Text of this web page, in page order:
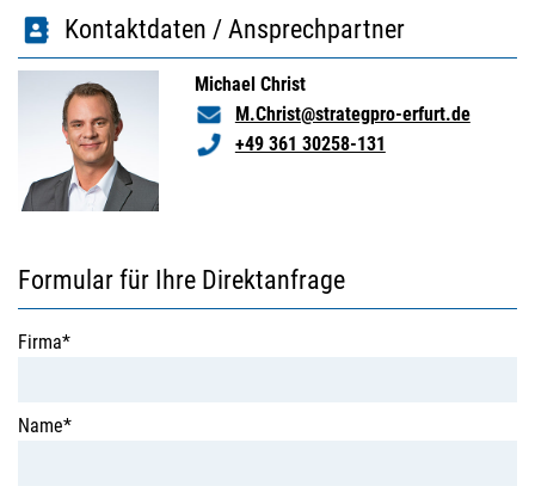
Kontaktdaten / Ansprechpartner
Michael Christ
M.Christ@strategpro-erfurt.de
+49 361 30258-131
Formular für Ihre Direktanfrage
Firma*
Name*